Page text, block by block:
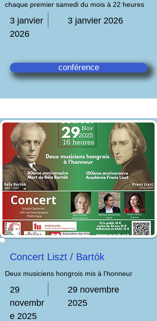
chaque premier samedi du mois à 22 heures
3 janvier
2026
3 janvier 2026
conférence
Concert Liszt / Bartók
Deux musiciens hongrois mis à l'honneur
29
novembr
e 2025
29 novembre
2025